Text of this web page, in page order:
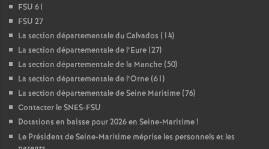
FSU 61
FSU 27
La section départementale du Calvados (14)
La section départementale de l’Eure (27)
La section départementale de la Manche (50)
La section départementale de l’Orne (61)
La section départementale de Seine Maritime (76)
Contacter le SNES-FSU
Dotations en baisse pour 2026 en Seine-Maritime!
Le Président de Seine-Maritime méprise les personnels et les